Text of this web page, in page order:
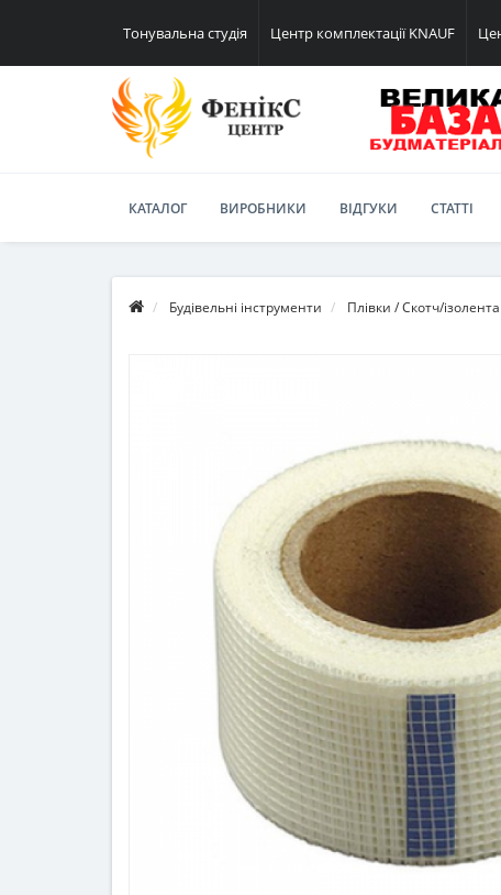
Тонувальна студія Центр комплектації KNAUF
КАТАЛОГ ВИРОБНИКИ ВІДГУКИ СТАТТІ
Будівельні інструменти Плівки / Скотч/ізолента